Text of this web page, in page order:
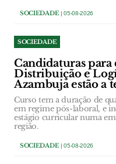
SOCIEDADE| 05-08-2026
SOCIEDADE
Candidaturas para
Distribuição e
Azambuja estão a
Curso tem a duração de
em regime pós-laboral, e
estágio curricular numa
região.
SOCIEDADE| 05-08-2026